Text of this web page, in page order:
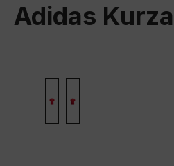
Adidas